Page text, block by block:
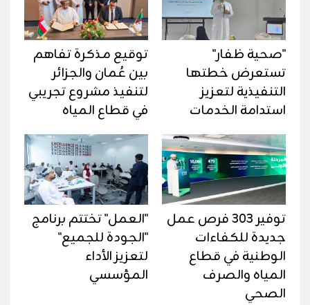
"صحية ظفار"
تستعرض خطتها
التنفيذية لتعزيز
استدامة الخدمات
توقيع مذكرة تفاهم
بين عُمان والجزائر
لتنفيذ مشروع تجريبي
في قطاع المياه
توفير 303 فرص عمل
جديدة للكفاءات
الوطنية في قطاع
المياه والصرف
الصحي
"العمل" تختتم برنامج
"الجودة للجميع"
لتعزيز الأداء
المؤسسي